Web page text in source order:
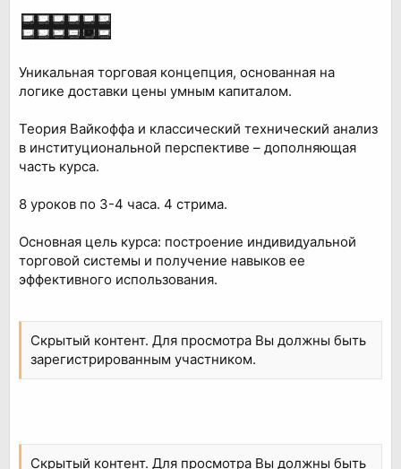
Уникальная торговая концепция, основанная на
логике доставки цены умным капиталом.
Теория Вайкоффа и классический технический анализ
в институциональной перспективе – дополняющая
часть курса.
8 уроков по 3-4 часа. 4 стрима.
Основная цель курса: построение индивидуальной
торговой системы и получение навыков ее
эффективного использования.
Скрытый контент. Для просмотра Вы должны быть
зарегистрированным участником.
Скрытый контент. Для просмотра Вы должны быть